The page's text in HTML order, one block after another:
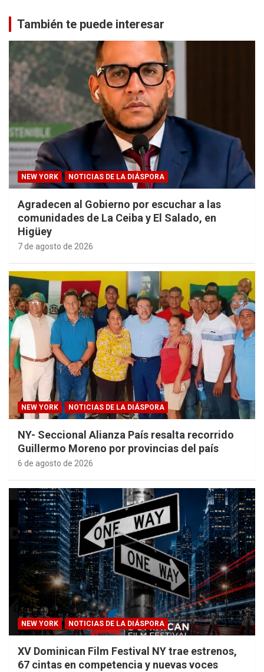
También te puede interesar
NEW YORK NOTICIAS DE LA DIÁSPORA
Agradecen al Gobierno por escuchar a las
comunidades de La Ceiba y El Salado, en
Higüey
7 de agosto de 2026
NEW YORK NOTICIAS DE LA DIÁSPORA
NY- Seccional Alianza País resalta recorrido
Guillermo Moreno por provincias del país
6 de agosto de 2026
NEW YORK NOTICIAS DE LA DIÁSPORA
XV Dominican Film Festival NY trae estrenos,
67 cintas en competencia y nuevas voces